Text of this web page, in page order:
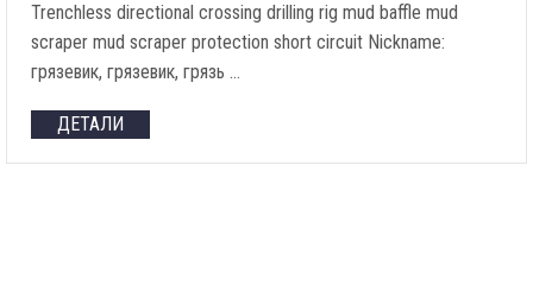
Trenchless directional crossing drilling rig mud baffle mud
scraper mud scraper protection short circuit Nickname:
грязевик, грязевик, грязь …
ДЕТАЛИ